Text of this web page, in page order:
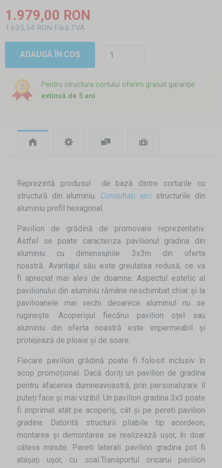
1.979,00 RON
1.635,54 RON Fără TVA
ADAUGĂ ÎN COȘ
Pentru structura cortului oferim gratuit garanție
extinsă de 5 ani.
Reprezintă produsul de bază dintre corturile cu
structură din aluminiu. Consultați aici structurile din
aluminiu profil hexagonal.
Pavilion de grădină de promovare reprezentativ.
Astfel se poate caracteriza pavilionul gradina din
aluminiu cu dimensiunile 3x3m din oferta
noastră. Avantajul său este greutatea redusă, ce va
fi apreciat mai ales de doamne. Aspectul estetic al
pavilionului din aluminiu rămâne neschimbat chiar și la
pavilioanele mai vechi deoarece aluminiul nu se
ruginește. Acoperișul fiecărui pavilion oțel sau
aluminiu din oferta noastră este impermeabil și
protejează de ploaie și de soare.
Fiecare pavilion grădină poate fi folosit inclusiv în
scop promoțional. Dacă doriți un pavilion de gradina
pentru afacerea dumneavoastră, prin personalizare îl
puteți face și mai vizibil. Un pavilion gradina 3x3 poate
fi imprimat atât pe acoperiș, cât și pe pereti pavilion
gradina. Datorită structurii pliabile tip acordeon,
montarea și demontarea se realizează ușor, în doar
câteva minute. Pereti laterali pavilion gradina pot fi
atașați ușor, cu scai.Transportul oricarui pavilion